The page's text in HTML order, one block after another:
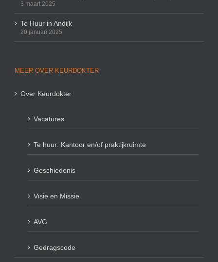
3 maart 2025
Te Huur in Andijk
20 januari 2025
MEER OVER KEURDOKTER
Over Keurdokter
Vacatures
Te huur: Kantoor en/of praktijkruimte
Geschiedenis
Visie en Missie
AVG
Gedragscode